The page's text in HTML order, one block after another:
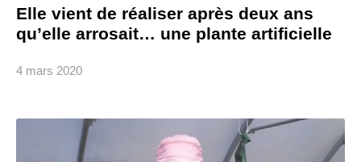
Elle vient de réaliser après deux ans
qu’elle arrosait… une plante artificielle
4 mars 2020